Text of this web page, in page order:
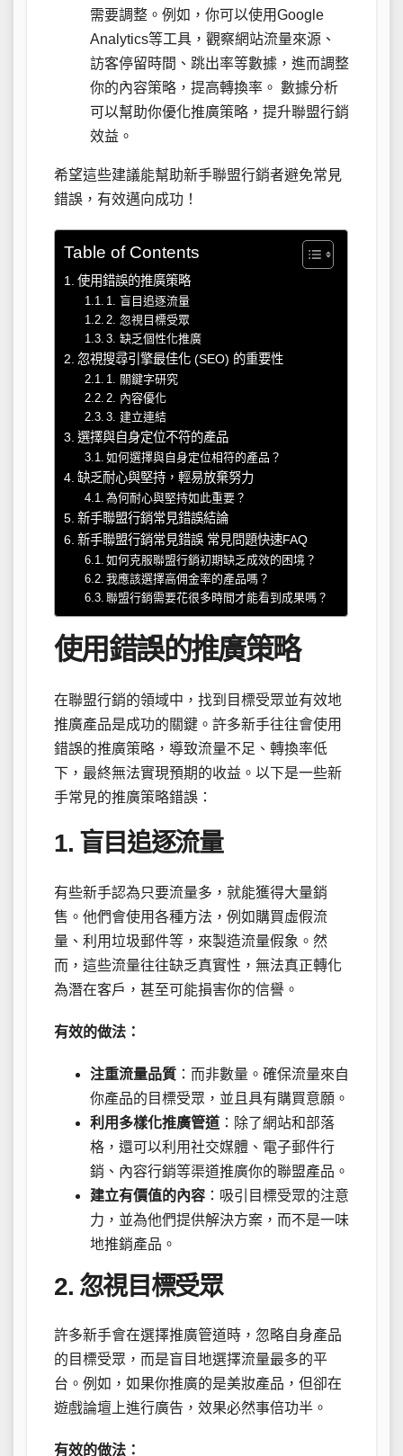
需要調整。例如，你可以使用Google
Analytics等工具，觀察網站流量來源、
訪客停留時間、跳出率等數據，進而調整
你的內容策略，提高轉換率。 數據分析
可以幫助你優化推廣策略，提升聯盟行銷
效益。
希望這些建議能幫助新手聯盟行銷者避免常見
錯誤，有效邁向成功！
Table of Contents
使用錯誤的推廣策略
1. 盲目追逐流量
2. 忽視目標受眾
3. 缺乏個性化推廣
忽視搜尋引擎最佳化 (SEO) 的重要性
1. 關鍵字研究
2. 內容優化
3. 建立連結
選擇與自身定位不符的產品
如何選擇與自身定位相符的產品？
缺乏耐心與堅持，輕易放棄努力
為何耐心與堅持如此重要？
新手聯盟行銷常見錯誤結論
新手聯盟行銷常見錯誤 常見問題快速FAQ
如何克服聯盟行銷初期缺乏成效的困境？
我應該選擇高佣金率的產品嗎？
聯盟行銷需要花很多時間才能看到成果嗎？
使用錯誤的推廣策略
在聯盟行銷的領域中，找到目標受眾並有效地
推廣產品是成功的關鍵。許多新手往往會使用
錯誤的推廣策略，導致流量不足、轉換率低
下，最終無法實現預期的收益。以下是一些新
手常見的推廣策略錯誤：
1. 盲目追逐流量
有些新手認為只要流量多，就能獲得大量銷
售。他們會使用各種方法，例如購買虛假流
量、利用垃圾郵件等，來製造流量假象。然
而，這些流量往往缺乏真實性，無法真正轉化
為潛在客戶，甚至可能損害你的信譽。
有效的做法：
注重流量品質 ：而非數量。確保流量來自
你產品的目標受眾，並且具有購買意願。
利用多樣化推廣管道 ：除了網站和部落
格，還可以利用社交媒體、電子郵件行
銷、內容行銷等渠道推廣你的聯盟產品。
建立有價值的內容 ：吸引目標受眾的注意
力，並為他們提供解決方案，而不是一味
地推銷產品。
2. 忽視目標受眾
許多新手會在選擇推廣管道時，忽略自身產品
的目標受眾，而是盲目地選擇流量最多的平
台。例如，如果你推廣的是美妝產品，但卻在
遊戲論壇上進行廣告，效果必然事倍功半。
有效的做法：